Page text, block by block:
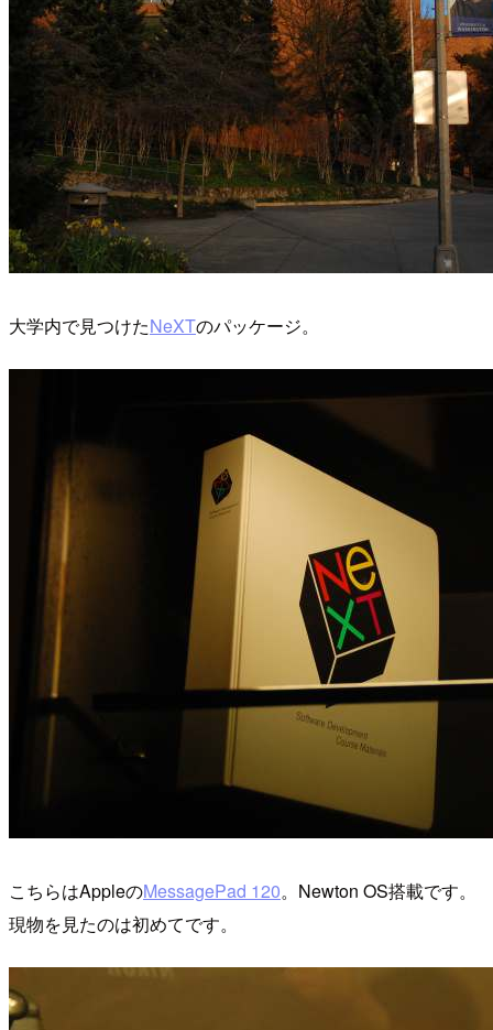
大学内で見つけたNeXTのパッケージ。
こちらはAppleのMessagePad 120。Newton OS搭載です。
現物を見たのは初めてです。